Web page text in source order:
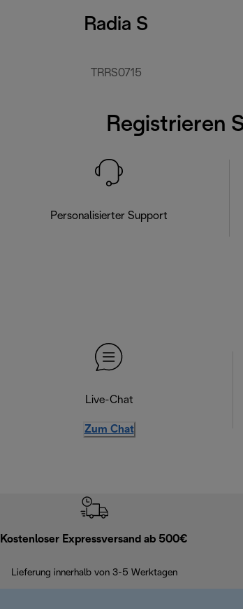
Radia S
TRRS0715
Registrieren
Personalisierter Support
Live-Chat
Zum Chat
Kostenloser Expressversand ab 500€
Lieferung innerhalb von 3-5 Werktagen